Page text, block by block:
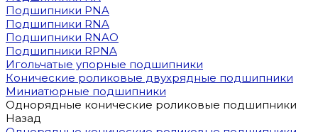
Подшипники PNA
Подшипники RNA
Подшипники RNAO
Подшипники RPNA
Игольчатые упорные подшипники
Конические роликовые двухрядные подшипники
Миниатюрные подшипники
Однорядные конические роликовые подшипники
Назад